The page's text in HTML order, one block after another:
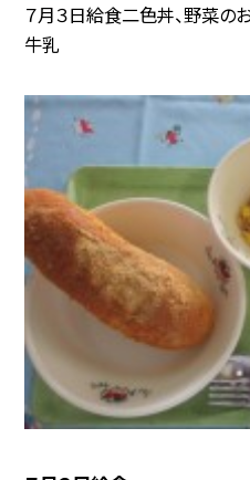
７月３日給食二色丼、野菜の
牛乳